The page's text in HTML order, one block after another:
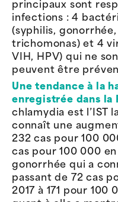
principaux sont
infections : 4
(syphilis,
trichomonas) et 4
VIH, HPV) qui ne
peuvent être
Une tendance à la
enregistrée dans la
chlamydia est l’IST
connaît une
232 cas pour 100
cas pour 100 000
gonorrhée qui a
passant de 72 cas
2017 à 171 pour 100